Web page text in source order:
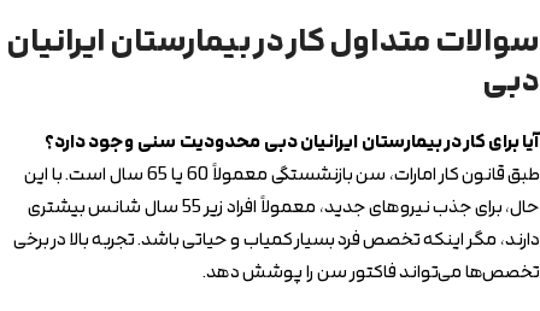
سوالات متداول کار در بیمارستان ایرانیان
دبی
آیا برای کار در بیمارستان ایرانیان دبی محدودیت سنی وجود دارد؟
طبق قانون کار امارات، سن بازنشستگی معمولاً 60 یا 65 سال است. با این
حال، برای جذب نیروهای جدید، معمولاً افراد زیر 55 سال شانس بیشتری
دارند، مگر اینکه تخصص فرد بسیار کمیاب و حیاتی باشد. تجربه بالا در برخی
تخصص‌ها می‌تواند فاکتور سن را پوشش دهد.